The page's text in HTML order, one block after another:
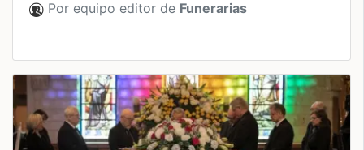
Por equipo editor de Funerarias